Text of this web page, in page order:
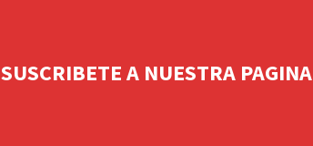
SUSCRIBETE A NUESTRA PAGINA